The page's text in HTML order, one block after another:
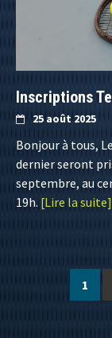
Inscriptions
25 août 2025
Bonjour à tous,
dernier seront
septembre, au
19h. [Lire la suite]
navigation
1